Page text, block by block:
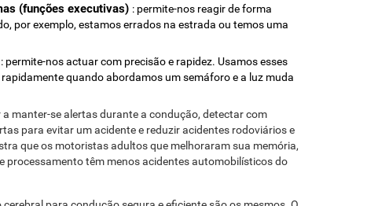
(funções executivas) : permite-nos reagir de forma
por exemplo, estamos errados na estrada ou temos uma
: permite-nos actuar com precisão e rapidez. Usamos esses
quando abordamos um semáforo e a luz muda
manter-se alertas durante a condução, detectar com
para evitar um acidente e reduzir acidentes rodoviários e
que os motoristas adultos que melhoraram sua memória,
processamento têm menos acidentes automobilísticos do